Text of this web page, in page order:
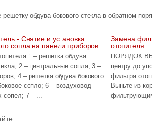
решетку обдува бокового стекла в обратном
- Снятие и установка
сопла на панели приборов
1 – решетка обдува
2 – центральные сопла; 3 –
4 – решетка обдува бокового
сопло; 6 – воздуховод
сопел; 7 – ...
Замена
отопителя
ПОРЯДОК
центру до
фильтра
Выньте из